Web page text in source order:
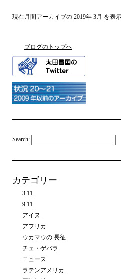
現在月間アーカイブの 2019年 3月 を表
ブログのトップへ
Search:
カテゴリー
3.11
9.11
アイヌ
アフリカ
ウカマウの 長征
チェ・ゲバラ
ニュース
ラテンアメリカ